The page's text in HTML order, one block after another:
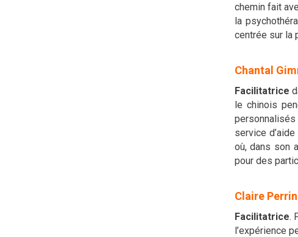
chemin fait
la
centrée sur la
Chantal
Facilitatrice
le chinois
personnalisés
service
où, dans son
pour des
Claire
Facilitatrice.
l’expérience